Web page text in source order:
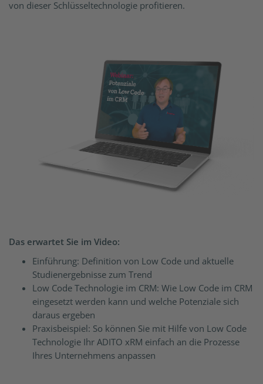
von dieser Schlüsseltechnologie profitieren.
Das erwartet Sie im Video:
Einführung: Definition von Low Code und aktuelle
Studienergebnisse zum Trend
Low Code Technologie im CRM: Wie Low Code im CRM
eingesetzt werden kann und welche Potenziale sich
daraus ergeben
Praxisbeispiel: So können Sie mit Hilfe von Low Code
Technologie Ihr ADITO xRM einfach an die Prozesse
Ihres Unternehmens anpassen